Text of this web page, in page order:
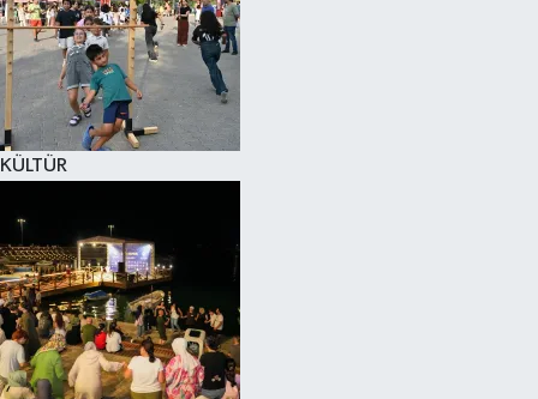
KÜLTÜR
SPOR
KÜLTÜR SANAT
FRAGMANLAR